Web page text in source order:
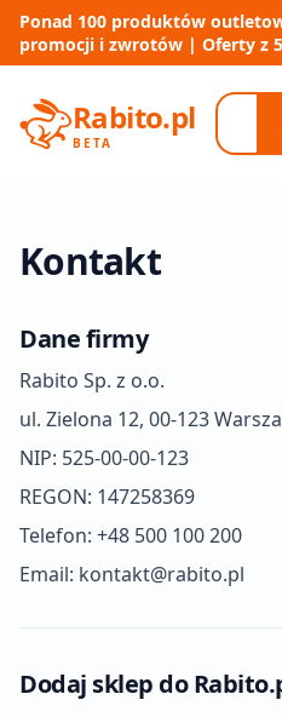
Ponad 100 produktów
promocji i zwrotów | Oferty z 5
Rabito.pl
BETA
Kontakt
Dane firmy
Rabito Sp. z o.o.
ul. Zielona 12, 00-123
NIP: 525-00-00-123
REGON: 147258369
Telefon: +48 500 100 200
Email: kontakt@rabito.pl
Dodaj sklep do